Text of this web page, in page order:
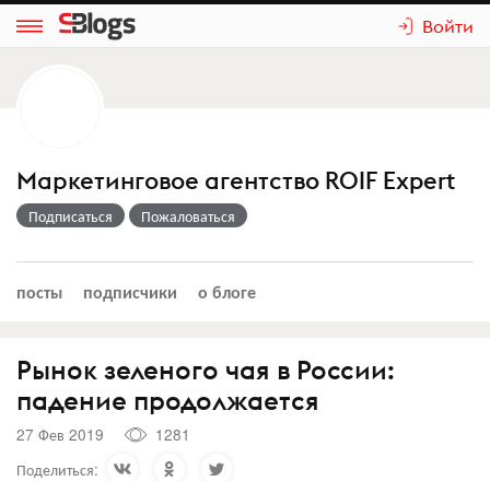
Войти
Маркетинговое агентство ROIF Expert
Подписаться Пожаловаться
посты подписчики о блоге
Рынок зеленого чая в России:
падение продолжается
27 Фев 2019
1281
Поделиться: